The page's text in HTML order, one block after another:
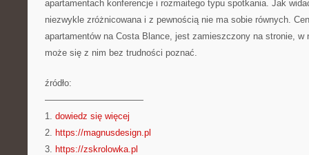
apartamentach konferencje i rozmaitego typu spotkania. Jak
niezwykle zróżnicowana i z pewnością nie ma sobie równych.
apartamentów na Costa Blance, jest zamieszczony na stronie, w
może się z nim bez trudności poznać.
źródło:
———————————
1. dowiedz się więcej
2. https://magnusdesign.pl
3. https://zskrolowka.pl